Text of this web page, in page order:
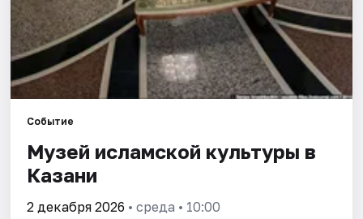
Событие
Музей исламской культуры в
Казани
2 декабря 2026 • среда • 10:00